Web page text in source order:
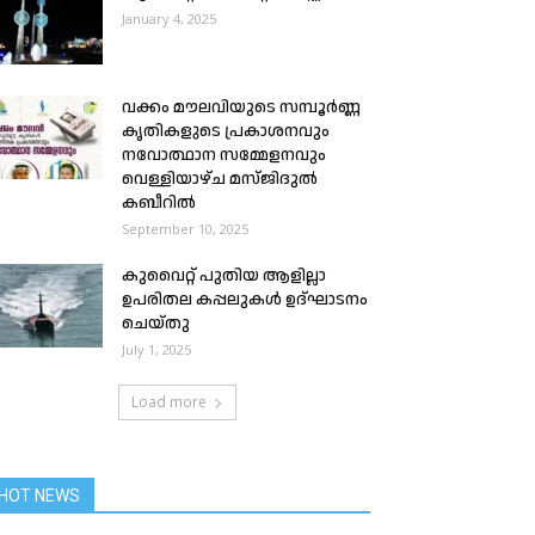
January 4, 2025
വക്കം മൗലവിയുടെ സമ്പൂർണ്ണ
കൃതികളുടെ പ്രകാശനവും
നവോത്ഥാന സമ്മേളനവും
വെള്ളിയാഴ്ച മസ്ജിദുൽ
കബീറിൽ
September 10, 2025
കുവൈറ്റ് പുതിയ ആളില്ലാ
ഉപരിതല കപ്പലുകൾ ഉദ്ഘാടനം
ചെയ്തു
July 1, 2025
Load more
NEWS